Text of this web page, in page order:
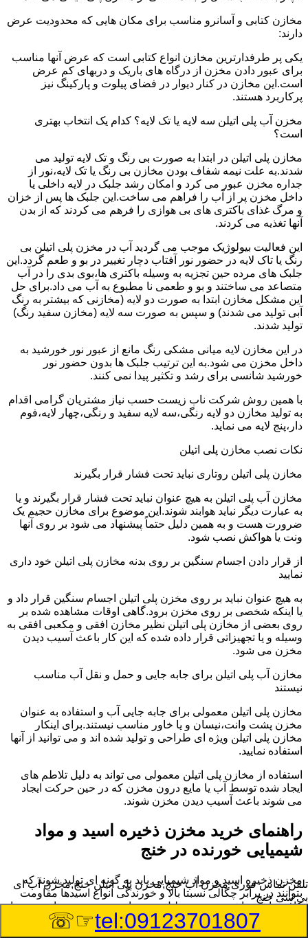
مخازن کتابی و آسانرو مناسب برای مکان هایی که محدودیت عرض
دارند:
یکی پر طرفدارترین مخازن انواع کتابی است که عرض آنها مناسب
برای عبور دادن مخزن از درگاه های باریک و دربهای کم عرض
است.این مخازن در کنار دیوار در فضای پیلوت و پارکینگ نیز
پرکاربرد هستند.
مخزن آب پلی اتیلن سه لایه یا تک لایه؟ کدام یک انتخاب بهتری
است؟
مخازن پلی اتیلن در ابتدا به صورت بی رنگ و تک لایه تولید می
شدند.به علت نیمه شفاف بودن مخازن بی رنگ یا تک لایه،نور از
جداره مخزن عبور می کرد و امکان رشد جلبک در لایه داخلی یا
داخل مخزن پر از آب را فراهم می ساخت.این جلبک ها پس از خزان
و مرگ غذای باکتری های بی هوازی را فرهم می کردند که از بدن
آنها تغذیه می کردند.
این فعالیت بیولوژیک موجب می گردید آب در مخزن پلی اتیلن بی
رنگ یا تاک لایه در حضور نور آفتاب دچار تغییر در بو و طعم گردد.این
جلبک های مرده حین تجزیه به وسیله باکتری ها،بوی بدی را در آب
متصاعد می ساختند و بو و طعمی نا مطبوع به آب می داد.برای حل
این مشکل مخازن ابتدا به صورت دو لایه (مخازنی که بیشتر به رنگ
آبی تولید می شدند) و سپس به صورت سه لایه (مخازن سفید رنگ)
تولید شدند.
در این مخازن لایه میانی مشکی رنگ مانع از عبور نور خورشید به
داخل مخزن می شود.به این ترتیب جلبک ها بدون حضور نور
خورشید شانسی برای رشد و تکثیر پیدا نمی کنند.
با همین روش شرکت ناب زیست حسب نیاز مشتریان گرامی اقدام
به تولید مخازن دو لایه رنگی،سه لایه سفید و رنگی،چهار لایه،فوم
دار،پنج لایه می نماید.
نکات نصب مخازن پلی اتیلن
مخازن پلی اتیلن روتاری نباید تحت فشار قرار بگیرند
مخازن آب پلی اتیلن به هیچ عنوان نباید تحت فشار قرار بگیرند و یا
به عبارت دیگر نباید هوابند شوند.این موضوع برای مخازن حجیم یک
ضرورت هست و به همین دلیل حتماً پیشنهاد می شود بر روی آنها
ونت یا هواکش نصب شود.
از قرار دادن اجسام سنگین بر روی بدنه مخازن پلی اتیلن خود داری
نمایید
به هیچ عنوان نباید بر روی مخزن پلی اتیلن اجسام سنگین قرار داد و
یا اینکه شخصی بر روی مخزن برود.گاهی اوقات مشاهده شده بر
روی بعضی از مخازن پلی اتیلن نظیر مخازن افقی و مکعبی افقی به
وسیله و یا تجهیزاتی قرار داده شده که این کار باعث آسیب دیدن
مخزن می شود.
مخازن آب پلی اتیلن برای جابه جایی و حمل و نقل آب مناسب
نیستند
مخازن پلی اتیلن معمولی برای جابه جایی آب و استفاده به عنوان
مخزن پشت وانت،نیسان و یا خاور مناسب نیستند.برای اینکار
مخازن پلی اتیلن ویژه ای طراحی و تولید شده اند و می توانید از آنها
استفاده نمایید.
استفاده از مخازن پلی اتیلن معمولی می تواند به دلیل تلاطم های
ایجاد شده توسط آب یا مایع درون مخزن که در حین حرکت ایجاد
می شوند باعث آسیب دیدن مخزن شوند.
راهنمای خرید مخزن ذخیره اسید و مواد
شیمیایی خورنده در خنج
مخزن ذخیره اسید و مواد شیمیایی باید به گونه ای تولید شوند که
بتوانند در برابر چگالی نسبتا بالا و خورندگی انواع اسیدها مقاومت
کافی داشته باشند.به همین دلیل نمی توان در هر مخزنی اسید و مواد
شیمیایی را ذخیره کرد.
تلفن تماس فوریمخزن آب خنج,مخزن پلی اتیلن خنج,مخزن آب ای
بی سی خنج
tel:09123701807
☞☏